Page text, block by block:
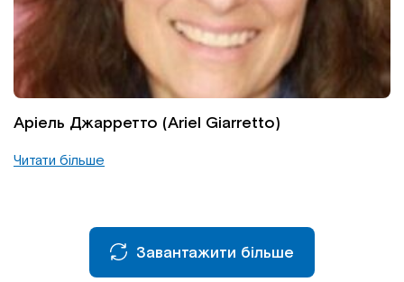
Аріель Джарретто (Ariel Giarretto)
Читати більше
Завантажити більше
Інститут Апледжера
Інститут Барраля
Прикладна кінезіологія
Кінезіотейпінг
Масаж
Естетична медицина